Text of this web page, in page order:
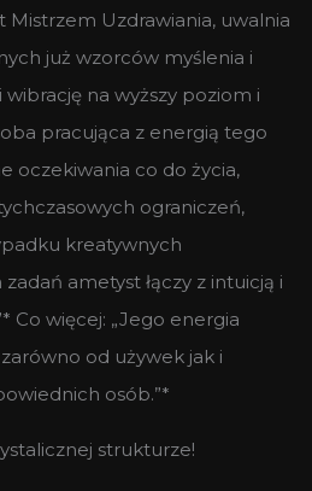
Mistrzem Uzdrawiania, uwalnia
już wzorców myślenia i
na wyższy poziom i
pracująca z energią tego
oczekiwania co do życia,
ograniczeń,
kreatywnych
ametyst łączy z intuicją i
Co więcej: „Jego energia
od używek jak i
osób.”*
strukturze!